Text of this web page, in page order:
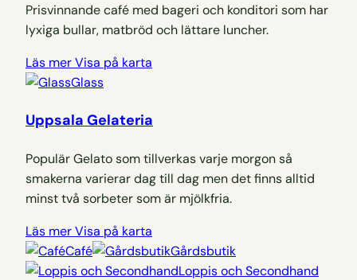
Prisvinnande café med bageri och konditori som har
lyxiga bullar, matbröd och lättare luncher.
Läs merVisa på karta
Glass
Uppsala Gelateria
Populär Gelato som tillverkas varje morgon så
smakerna varierar dag till dag men det finns alltid
minst två sorbeter som är mjölkfria.
Läs merVisa på karta
Café
Gårdsbutik
Loppis och Secondhand